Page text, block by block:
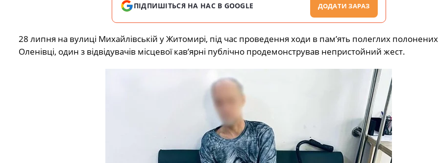
ПІДПИШІТЬСЯ НА НАС В GOOGLE ДОДАТИ ЗАРАЗ
28 липня на вулиці Михайлівській у Житомирі, під час проведення ходи в пам’ять полеглих
Оленівці, один з відвідувачів місцевої кав’ярні публічно продемонстрував непристойний жест.